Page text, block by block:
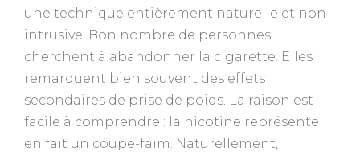
une technique entièrement naturelle et non
intrusive. Bon nombre de personnes
cherchent à abandonner la cigarette. Elles
remarquent bien souvent des effets
secondaires de prise de poids. La raison est
facile à comprendre : la nicotine représente
en fait un coupe-faim. Naturellement,